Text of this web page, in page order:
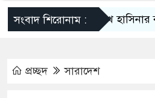
সংবাদ শিরোনাম :শেখ হাসিনার বক্তব্য
প্রচ্ছদ সারাদেশ